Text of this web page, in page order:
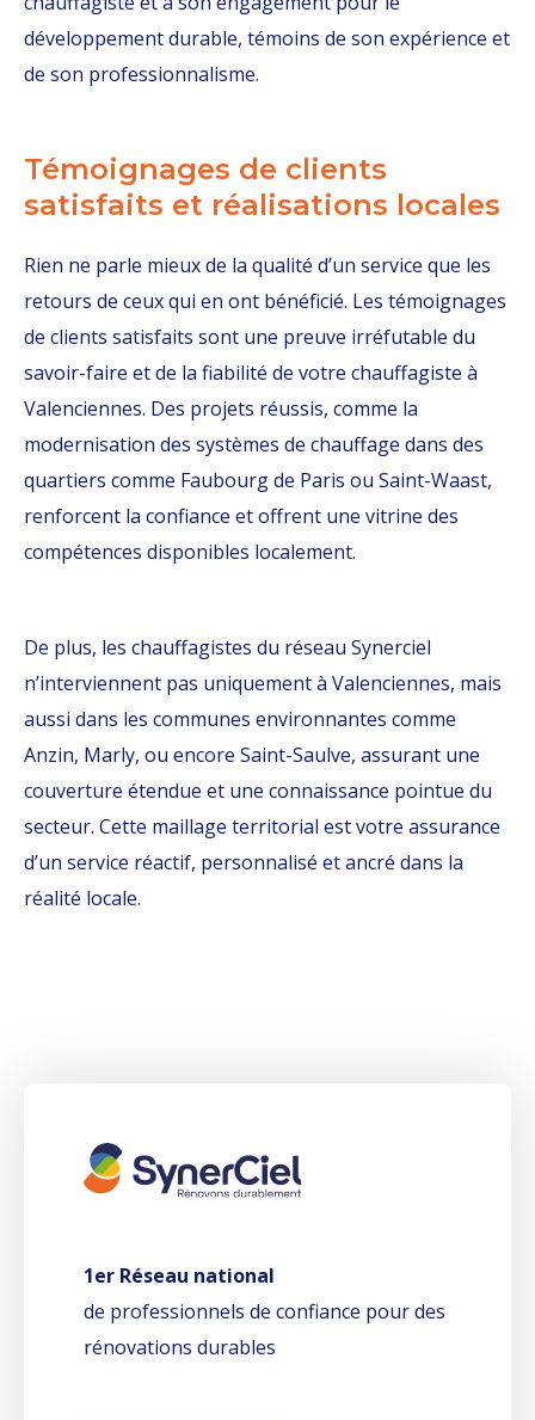
développement durable, témoins de son expérience et
de son professionnalisme.
Témoignages de clients
satisfaits et réalisations locales
Rien ne parle mieux de la qualité d’un service que les
retours de ceux qui en ont bénéficié. Les témoignages
de clients satisfaits sont une preuve irréfutable du
savoir-faire et de la fiabilité de votre chauffagiste à
Valenciennes. Des projets réussis, comme la
modernisation des systèmes de chauffage dans des
quartiers comme Faubourg de Paris ou Saint-Waast,
renforcent la confiance et offrent une vitrine des
compétences disponibles localement.
De plus, les chauffagistes du réseau Synerciel
n’interviennent pas uniquement à Valenciennes, mais
aussi dans les communes environnantes comme
Anzin, Marly, ou encore Saint-Saulve, assurant une
couverture étendue et une connaissance pointue du
secteur. Cette maillage territorial est votre assurance
d’un service réactif, personnalisé et ancré dans la
réalité locale.
1er Réseau national
de professionnels de confiance pour des
rénovations durables